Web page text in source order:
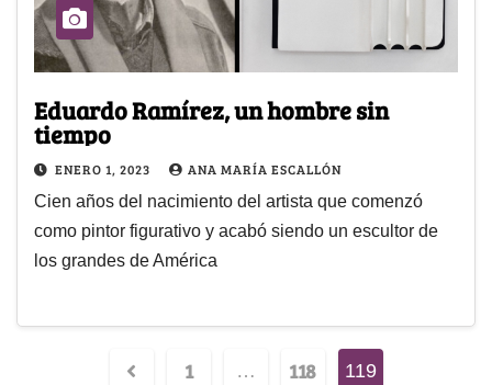
Eduardo Ramírez, un hombre sin
tiempo
ENERO 1, 2023 ANA MARÍA ESCALLÓN
Cien años del nacimiento del artista que comenzó
como pintor figurativo y acabó siendo un escultor de
los grandes de América
1 … 118 119